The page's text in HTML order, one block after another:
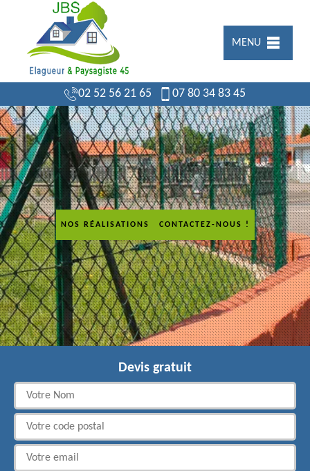
MENU
02 52 56 21 65 07 80 34 83 45
NOS RÉALISATIONS CONTACTEZ-NOUS !
Devis gratuit